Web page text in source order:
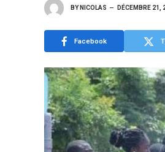
BY NICOLAS DÉCEMBRE 21,
Facebook